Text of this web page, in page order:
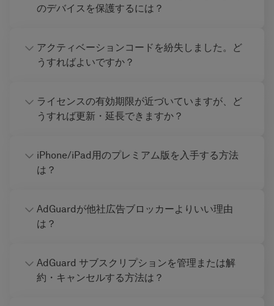
のデバイスを保護するには？
アクティベーションコードを紛失しました。ど
うすればよいですか？
ライセンスの有効期限が近づいていますが、ど
うすれば更新・延長できますか？
iPhone/iPad用のプレミアム版を入手する方法
は？
AdGuardが他社広告ブロッカーよりいい理由
は？
AdGuard サブスクリプションを管理または解
約・キャンセルする方法は？